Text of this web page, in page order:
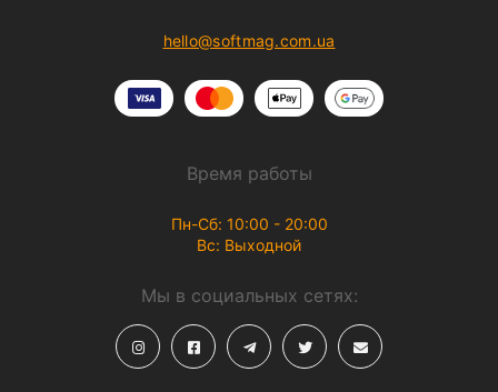
hello@softmag.com.ua
Время работы
Пн-Сб: 10:00 - 20:00
Вс: Выходной
Мы в социальных сетях: